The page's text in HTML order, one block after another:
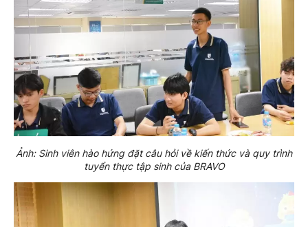
Ảnh: Sinh viên hào hứng đặt câu hỏi về kiến thức và quy trình
tuyển thực tập sinh của BRAVO